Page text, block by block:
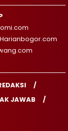
Harianbogor.com
JAWAB